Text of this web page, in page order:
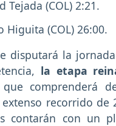
Tejada (COL) 2:21.
Higuita (COL) 26:00.
disputará la
la etapa
que comprenderá
recorrido de
contarán con un